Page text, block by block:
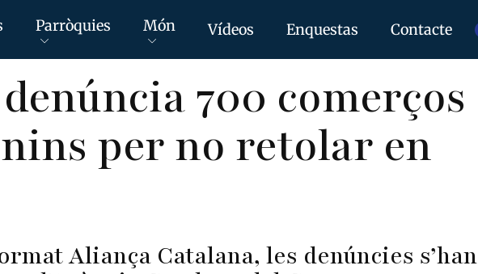
Parròquies Món Vídeos Enquestas Contacte
700 comerços
per no retolar en
Aliança Catalana, les denúncies s’han